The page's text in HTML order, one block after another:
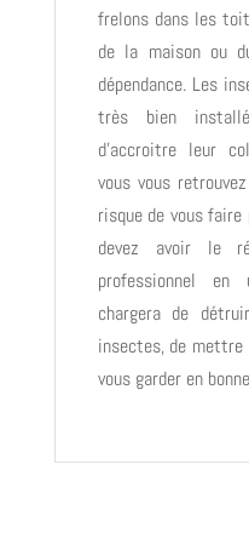
frelons dans les
de la maison ou
dépendance. Les
très bien
d’accroitre leur
vous vous
risque de vous
devez avoir le
professionnel en
chargera de
insectes, de mettre
vous garder en